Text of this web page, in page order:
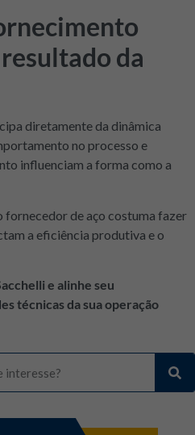
da
diretamente da dinâmica
no processo e
influenciam a forma como a
fornecedor de aço costuma fazer
a eficiência produtiva e o
e alinhe seu
técnicas da sua operação